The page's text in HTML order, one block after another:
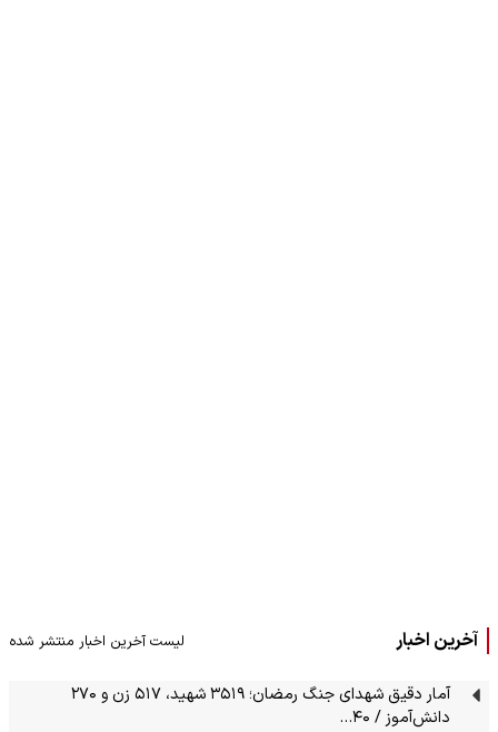
آخرین اخبار لیست آخرین اخبار منتشر شده
آمار دقیق شهدای جنگ رمضان؛ ۳۵۱۹ شهید، ۵۱۷ زن و ۲۷۰
دانش‌آموز / ۴۰…